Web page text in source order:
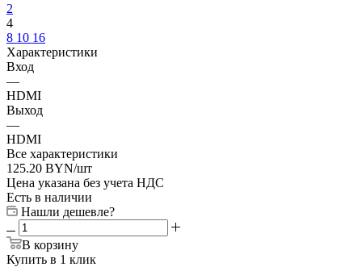
2
4
8 10 16
Характеристики
Вход
—
HDMI
Выход
—
HDMI
Все характеристики
125.20 BYN/шт
Цена указана без учета НДС
Есть в наличии
Нашли дешевле?
В корзину
Купить в 1 клик